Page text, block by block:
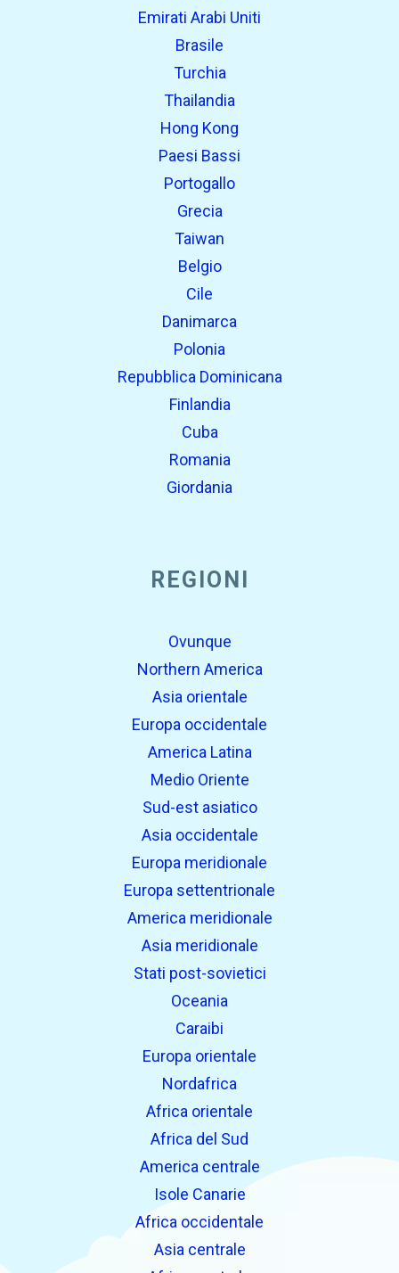
Emirati Arabi Uniti
Brasile
Turchia
Thailandia
Hong Kong
Paesi Bassi
Portogallo
Grecia
Taiwan
Belgio
Cile
Danimarca
Polonia
Repubblica Dominicana
Finlandia
Cuba
Romania
Giordania
REGIONI
Ovunque
Northern America
Asia orientale
Europa occidentale
America Latina
Medio Oriente
Sud-est asiatico
Asia occidentale
Europa meridionale
Europa settentrionale
America meridionale
Asia meridionale
Stati post-sovietici
Oceania
Caraibi
Europa orientale
Nordafrica
Africa orientale
Africa del Sud
America centrale
Isole Canarie
Africa occidentale
Asia centrale